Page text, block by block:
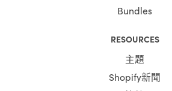
Bundles
RESOURCES
主題
Shopify新聞